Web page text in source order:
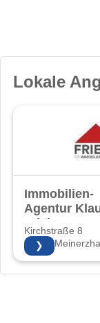
Lokale
Immobilien-
Agentur
Friebe
Kirchstraße 8
58540
❯